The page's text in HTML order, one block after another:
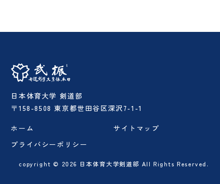
日本体育大学 剣道部
〒158-8508 東京都世田谷区深沢7-1-1
ホーム
プライバシーポリシー
サイトマップ
copyright © 2026 日本体育大学剣道部 All Rights Reserved.